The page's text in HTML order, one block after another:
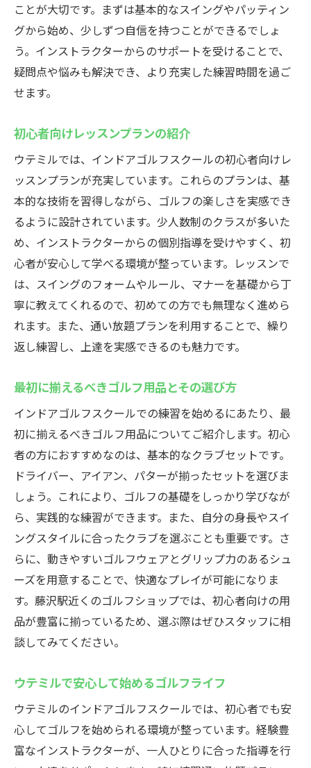
ことが大切です。まずは基本的なスイングやパッティン
グから始め、少しずつ自信を持つことができるでしょ
う。インストラクターからのサポートを受けることで、
疑問点や悩みも解決でき、より充実した練習時間を過ご
せます。
初心者向けレッスンプランの紹介
ウテミルでは、インドアゴルフスクールの初心者向けレ
ッスンプランが充実しています。これらのプランは、基
本的な技術を習得しながら、ゴルフの楽しさを実感でき
るように設計されています。少人数制のクラスが多いた
め、インストラクターからの個別指導を受けやすく、初
心者が安心して学べる環境が整っています。レッスンで
は、スイングのフォームやルール、マナーを基礎から丁
寧に教えてくれるので、初めての方でも無理なく進めら
れます。また、通い放題プランを利用することで、繰り
返し練習し、上達を実感できるのも魅力です。
最初に揃えるべきゴルフ用品とその選び方
インドアゴルフスクールでの練習を始めるにあたり、最
初に揃えるべきゴルフ用品についてご紹介します。初心
者の方におすすめなのは、基本的なクラブセットです。
ドライバー、アイアン、パターが揃ったセットを選びま
しょう。これにより、ゴルフの基礎をしっかり学びなが
ら、実践的な練習ができます。また、自分の身長やスイ
ングスタイルに合ったクラブを選ぶことも重要です。さ
らに、動きやすいゴルフウェアとグリップ力のあるシュ
ーズを用意することで、快適なプレイが可能になりま
す。藤沢駅近くのゴルフショップでは、初心者向けの用
品が豊富に揃っているため、選ぶ際はぜひスタッフに相
談してみてください。
ウテミルで安心して始めるゴルフライフ
ウテミルのインドアゴルフスクールでは、初心者でも安
心してゴルフを始められる環境が整っています。経験豊
富なインストラクターが、一人ひとりに合った指導を行